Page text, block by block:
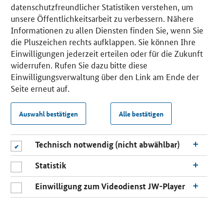
datenschutzfreundlicher Statistiken verstehen, um
unsere Öffentlichkeitsarbeit zu verbessern. Nähere
Informationen zu allen Diensten finden Sie, wenn Sie
die Pluszeichen rechts aufklappen. Sie können Ihre
Einwilligungen jederzeit erteilen oder für die Zukunft
widerrufen. Rufen Sie dazu bitte diese
Einwilligungsverwaltung über den Link am Ende der
Seite erneut auf.
Auswahl bestätigen Alle bestätigen
Technisch notwendig (nicht abwählbar)
Statistik
Einwilligung zum Videodienst JW-Player